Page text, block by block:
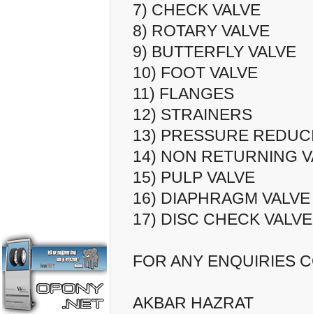
7) CHECK VALVE
8) ROTARY VALVE
9) BUTTERFLY VALVE
10) FOOT VALVE
11) FLANGES
12) STRAINERS
13) PRESSURE
14) NON RETURNING
15) PULP VALVE
16) DIAPHRAGM VALVE
17) DISC CHECK VALVE
FOR ANY ENQUIRIES
AKBAR HAZRAT